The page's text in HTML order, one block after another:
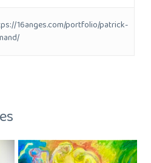
16anges.com/portfolio/patrick-